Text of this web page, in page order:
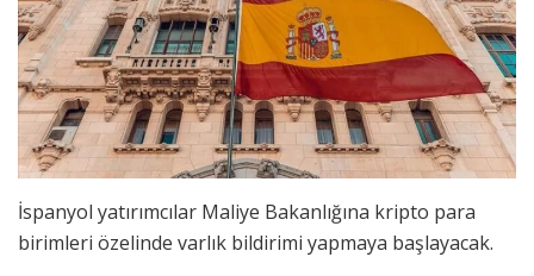
İspanyol yatırımcılar Maliye Bakanlığına kripto para
birimleri özelinde varlık bildirimi yapmaya başlayacak.